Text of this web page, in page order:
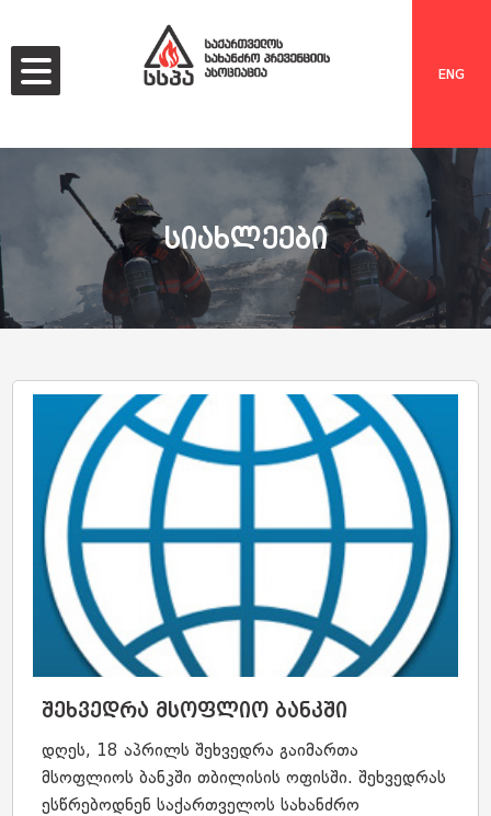
ENG
სიახლეები
შეხვედრა მსოფლიო ბანკში
დღეს, 18 აპრილს შეხვედრა გაიმართა
მსოფლიოს ბანკში თბილისის ოფისში. შეხვედრას
ესწრებოდნენ საქართველოს სახანძრო